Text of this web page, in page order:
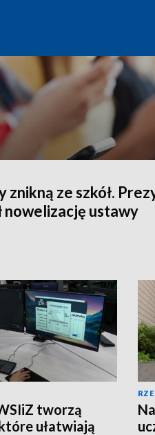
znikną ze szkół.
nowelizację ustawy
tworzą
ułatwiają